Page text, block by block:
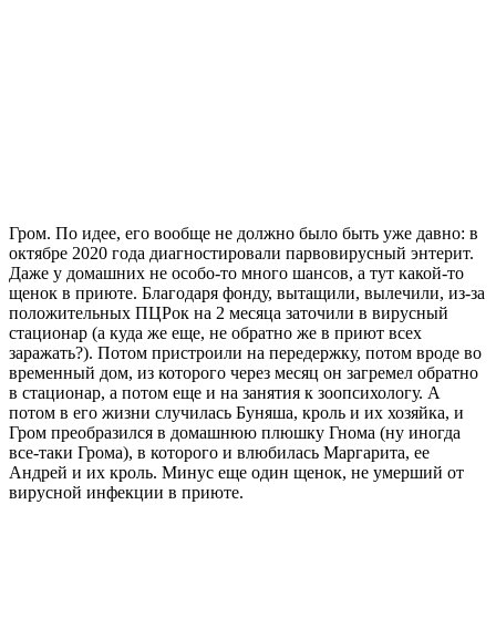
Гром. По идее, его вообще не должно было быть уже давно: в
октябре 2020 года диагностировали парвовирусный энтерит.
Даже у домашних не особо-то много шансов, а тут какой-то
щенок в приюте. Благодаря фонду, вытащили, вылечили, из-за
положительных ПЦРок на 2 месяца заточили в вирусный
стационар (а куда же еще, не обратно же в приют всех
заражать?). Потом пристроили на передержку, потом вроде во
временный дом, из которого через месяц он загремел обратно
в стационар, а потом еще и на занятия к зоопсихологу. А
потом в его жизни случилась Буняша, кроль и их хозяйка, и
Гром преобразился в домашнюю плюшку Гнома (ну иногда
все-таки Грома), в которого и влюбилась Маргарита, ее
Андрей и их кроль. Минус еще один щенок, не умерший от
вирусной инфекции в приюте.